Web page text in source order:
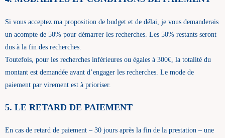
Si vous acceptez ma proposition de budget et de délai, je vous demanderais
un acompte de 50% pour démarrer les recherches. Les 50% restants seront
dus à la fin des recherches.
Toutefois, pour les recherches inférieures ou égales à 300€, la totalité du
montant est demandée avant d’engager les recherches. Le mode de
paiement par virement est à prioriser.
5. LE RETARD DE PAIEMENT
En cas de retard de paiement – 30 jours après la fin de la prestation – une